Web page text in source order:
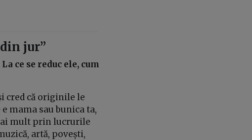
jur”
ce se reduc ele, cum
cred că originile le
mama sau bunica ta,
mult prin lucrurile
artă, povești,